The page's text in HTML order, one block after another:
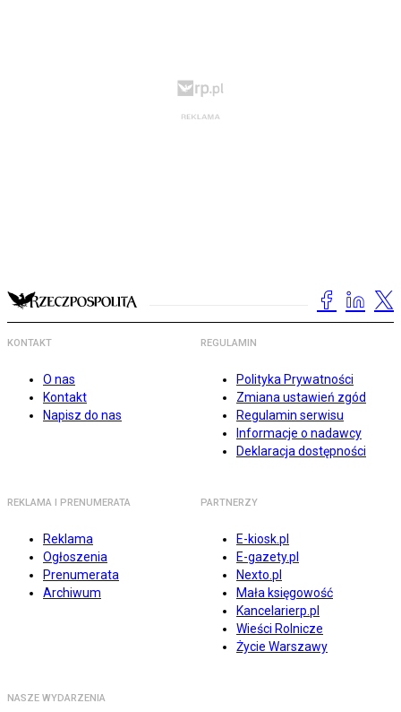
KONTAKT
O nas
Kontakt
Napisz do nas
REGULAMIN
Polityka Prywatności
Zmiana ustawień zgód
Regulamin serwisu
Informacje o nadawcy
Deklaracja dostępności
REKLAMA I PRENUMERATA
Reklama
Ogłoszenia
Prenumerata
Archiwum
PARTNERZY
E-kiosk.pl
E-gazety.pl
Nexto.pl
Mała księgowość
Kancelarierp.pl
Wieści Rolnicze
Życie Warszawy
NASZE WYDARZENIA